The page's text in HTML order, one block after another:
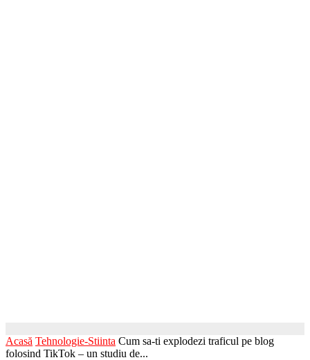
Acasă Tehnologie-Stiinta Cum sa-ti explodezi traficul pe blog
folosind TikTok – un studiu de...